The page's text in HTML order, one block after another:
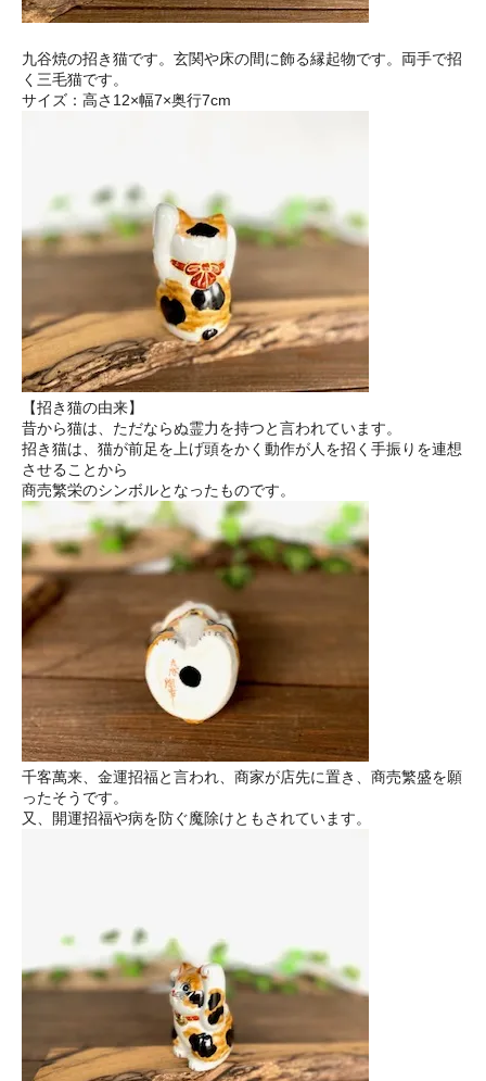
九谷焼の招き猫です。玄関や床の間に飾る縁起物です。両手で招
く三毛猫です。
サイズ：高さ12×幅7×奥行7cm
【招き猫の由来】
昔から猫は、ただならぬ霊力を持つと言われています。
招き猫は、猫が前足を上げ頭をかく動作が人を招く手振りを連想
させることから
商売繁栄のシンボルとなったものです。
千客萬来、金運招福と言われ、商家が店先に置き、商売繁盛を願
ったそうです。
又、開運招福や病を防ぐ魔除けともされています。